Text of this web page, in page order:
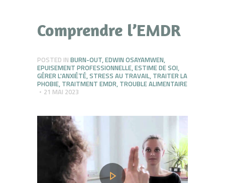
Comprendre l’EMDR
POSTED IN BURN-OUT,EDWIN OSAYAMWEN,
EPUISEMENT PROFESSIONNELLE,ESTIME DE SOI,
GÉRER L'ANXIÉTÉ,STRESS AU TRAVAIL, TRAITER LA
PHOBIE, TRAITMENT EMDR, TROUBLE ALIMENTAIRE
21 MAI 2023